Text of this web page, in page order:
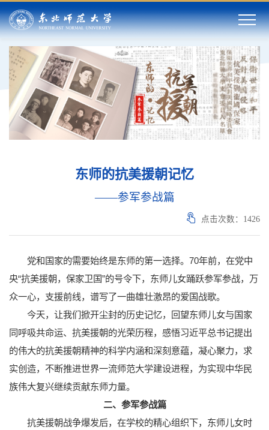
东师的抗美援朝记忆
——参军参战篇
点击次数： 1426
党和国家的需要始终是东师的第一选择。70年前，在党中
央“抗美援朝，保家卫国”的号令下，东师儿女踊跃参军参战，万
众一心，支援前线，谱写了一曲雄壮激昂的爱国战歌。
今天，让我们掀开尘封的历史记忆，回望东师儿女与国家
同呼吸共命运、抗美援朝的光荣历程，感悟习近平总书记提出
的伟大的抗美援朝精神的科学内涵和深刻意蕴，凝心聚力，求
实创造，不断推进世界一流师范大学建设进程，为实现中华民
族伟大复兴继续贡献东师力量。
二、参军参战篇
抗美援朝战争爆发后，在学校的精心组织下，东师儿女时